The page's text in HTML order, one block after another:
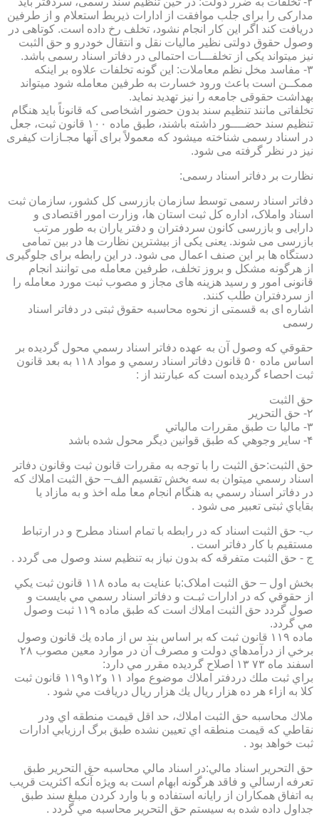
مدارکی را برای جلب موافقت از ادارات ذیربط استعلام و از طرفین
دریافت کند اگر این کار انجام نشود، تخلف رخ داده است. کوتاهی در
وصول حقوق دولتی نظیر مالیات نقل و انتقال خودرو و حق الثبت
نیز میتواند یکی از تخلفـــات احتمالی در دفاتر اسناد رسمی باشد.
۳- مفاسد مخل نظم معاملات: این گونه تخلفات علاوه بر اینکه
ممکــن است باعث ورود خسارت به طرفین معامله شود میتواند
بهداشت حقوقی جامعه را نیز تهدید نماید.
تخلفاتی مانند تنظیم سند بدون حضور اشخاصی که قانوناً باید هنگام
تنظیم سند حضــــور داشته باشند، طبق ماده ۱۰۰ قانون ثبت، جعل
در اسناد رسمی شناخته میشود که معمولاً برای آنها مجـازات کیفری
نیز در نظر گرفته می شود.
نظارت بر دفاتر اسناد رسمی:
دفاتر اسناد رسمی توسط سازمان بازرسی کل کشور، سازمان ثبت
اسناد واملاک، اداره کل ثبت استان ها، وزارت امور اقتصادی و
دارایی و بازرسی کانون سردفتران و دفتر یاران به طور مرتب
بازرسی می شوند. یعنی یکی از بیشترین نظارت ها در بین تمامی
دستگاه ها بر این صنف اعمال می شود. در این رابطه برای جلوگیری
از هرگونه مشکل و بروز تخلف، طرفین معامله می توانند انجام
قانونی امور و رسید هزینه های مجاز و مصوب ثبت مورد معامله را
از سردفتران طلب کنند.
اشاره ای به قسمتی از نحوه محاسبه حقوق ثبتی در دفاتر اسناد
رسمی
حقوقي كه وصول آن به عهده دفاتر اسناد رسمي محول گرديده بر
اساس ماده ۵۰ قانون دفاتر اسناد رسمي و مواد ۱۱۸ به بعد قانون
ثبت احصاء گرديده است كه عبارتند از :
حق الثبت
۲- حق التحرير
۳- ماليا ت طبق مقررات مالياتي
۴- ساير وجوهي كه طبق قوانين ديگر محول شده باشد
حق الثبت:حق الثبت را با توجه به مقررات قانون ثبت وقانون دفاتر
اسناد رسمي ميتوان به سه بخش تقسيم الف– حق الثبت املاك كه
در دفاتر اسناد رسمي به هنگام انجام معا مله اخذ و به مازاد يا
بقاياي ثبتی تعبیر می شود .
ب- حق الثبت اسناد كه در رابطه با تمام اسناد مطرح و در ارتباط
مستقيم با كار دفاتر است .
ج - حق الثبت متفرقه كه بدون نياز به تنظیم سند وصول می گردد .
بخش اول – حق الثبت املاک:با عنايت به ماده ۱۱۸ قانون ثبت يكي
از حقوقي كه در ادارات ثبـت و دفاتر اسناد رسمي مي بايست و
صول گردد حق الثبت املاك است كه طبق ماده ۱۱۹ ثبت وصول
مي گردد.
ماده ۱۱۹ قانون ثبت كه بر اساس بند س از ماده يك قانون وصول
برخي از درآمدهاي دولت و مصرف آن در موارد معين مصوب ۲۸
اسفند ماه ۷۳ ۱۳ اصلاح گرديده مقرر مي دارد:
براي ثبت ملك دردفتر املاك موضوع مواد ۱۱ و۱۲و۱۱۹ قانون ثبت
كلا به ازاء هر ده هزار ريال يك هزار ريال دريافت مي شود .
ملاك محاسبه حق الثبت املاك، حد اقل قيمت منطقه اي ودر
نقاطي كه قيمت منطقه اي تعيين نشده طبق برگ ارزيابي ادارات
ثبت خواهد بود .
حق التحرير اسناد مالي:در اسناد مالي محاسبه حق التحرير طبق
تعرفه ارسالي و فاقد هرگونه ابهام است به ويژه آنكه اكثريت قريب
به اتفاق همكاران از رايانه استفاده و با وارد كردن مبلغ سند طبق
جداول داده شده به سيستم حق التحرير محاسبه مي گردد .